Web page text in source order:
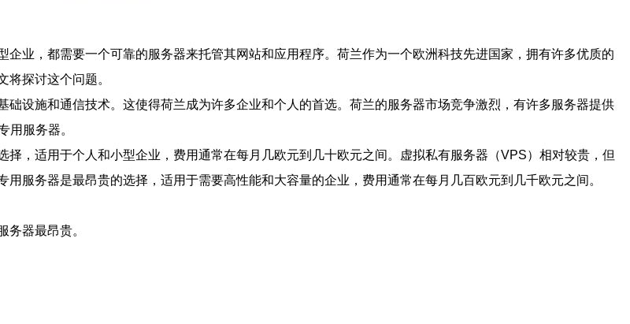
业，都需要一个可靠的服务器来托管其网站和应用程序。荷兰作为一个欧洲科技先进国家，拥有许多优质的
探讨这个问题。
设施和通信技术。这使得荷兰成为许多企业和个人的首选。荷兰的服务器市场竞争激烈，有许多服务器提供
用服务器。
，适用于个人和小型企业，费用通常在每月几欧元到几十欧元之间。虚拟私有服务器（VPS）相对较贵，但
服务器是最昂贵的选择，适用于需要高性能和大容量的企业，费用通常在每月几百欧元到几千欧元之间。
务器最昂贵。